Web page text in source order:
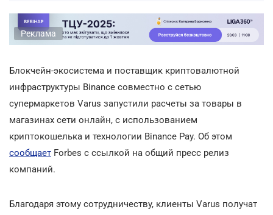
Реклама
Блокчейн-экосистема и поставщик криптовалютной
инфраструктуры Binance совместно с сетью
супермаркетов Varus запустили расчеты за товары в
магазинах сети онлайн, с использованием
криптокошелька и технологии Binance Pay. Об этом
сообщает Forbes с ссылкой на общий пресс релиз
компаний.
Благодаря этому сотрудничеству, клиенты Varus получат